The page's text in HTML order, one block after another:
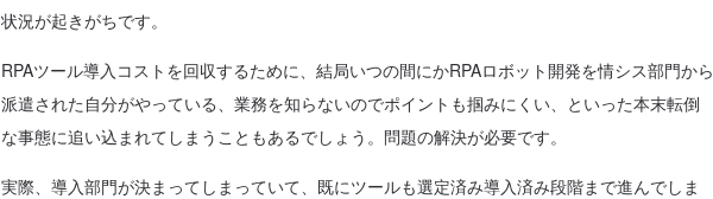
状況が起きがちです。
RPAツール導入コストを回収するために、結局いつの間にかRPAロボット開発を情シス部門から
派遣された自分がやっている、業務を知らないのでポイントも掴みにくい、といった本末転倒
な事態に追い込まれてしまうこともあるでしょう。問題の解決が必要です。
実際、導入部門が決まってしまっていて、既にツールも選定済み導入済み段階まで進んでしま